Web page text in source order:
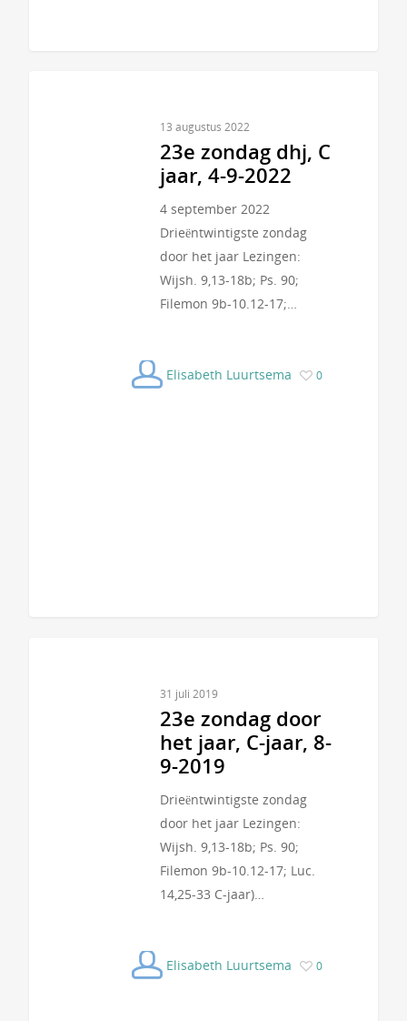
13 augustus 2022
23e zondag dhj, C
jaar, 4-9-2022
4 september 2022
Drieëntwintigste zondag
door het jaar Lezingen:
Wijsh. 9,13-18b; Ps. 90;
Filemon 9b-10.12-17;…
Elisabeth Luurtsema 0
31 juli 2019
23e zondag door
het jaar, C-jaar, 8-
9-2019
Drieëntwintigste zondag
door het jaar Lezingen:
Wijsh. 9,13-18b; Ps. 90;
Filemon 9b-10.12-17; Luc.
14,25-33 C-jaar)…
Elisabeth Luurtsema 0